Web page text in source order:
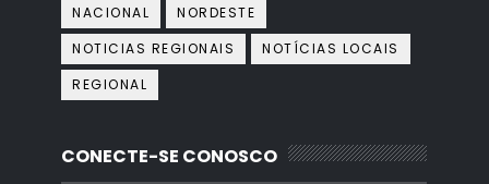
NACIONAL
NORDESTE
NOTICIAS REGIONAIS
NOTÍCIAS LOCAIS
REGIONAL
CONECTE-SE CONOSCO